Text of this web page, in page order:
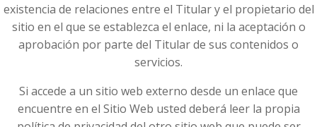
existencia de relaciones entre el Titular y el propietario del
sitio en el que se establezca el enlace, ni la aceptación o
aprobación por parte del Titular de sus contenidos o
servicios.
Si accede a un sitio web externo desde un enlace que
encuentre en el Sitio Web usted deberá leer la propia